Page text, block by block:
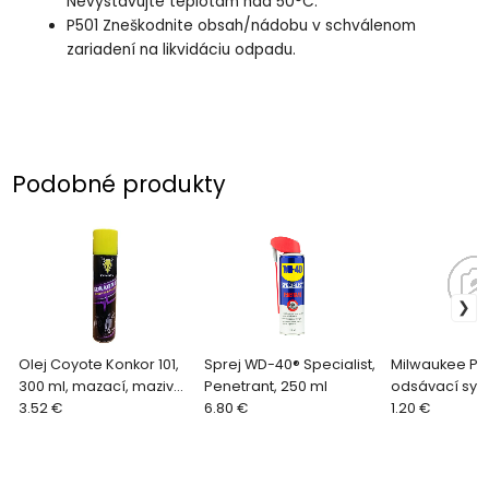
P501 Zneškodnite obsah/nádobu v schválenom
zariadení na likvidáciu odpadu.
Podobné produkty
Olej Coyote Konkor 101,
300 ml, mazací, mazivo
v spreji
3.52 €
Sprej WD-40® Specialist,
Penetrant, 250 ml
6.80 €
Milwaukee
odsávací
MM
1.20 €